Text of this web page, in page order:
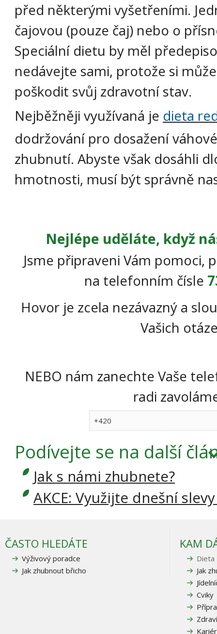
před některými vyšetřeními.
čajovou (pouze čaj) nebo o
Speciální dietu by měl
nedávejte sami, protože si
poškodit svůj zdravotní stav.
Nejběžněji využívaná je dieta
dodržování pro dosažení
zhubnutí. Abyste však dosáhli
hmotnosti, musí být správně
Nejlépe uděláte, když
Jsme připraveni Vám pomoci,
na telefonním čísle
Hovor je zcela nezávazný a
Vašich
NEBO nám zanechte Vaše
radi
Podívejte se na další
Jak s námi zhubnete?
AKCE: Využijte dnešní
ČASTO HLEDÁTE
Výživový poradce
Jak zhubnout břicho
KAM
Dieta
Jak
Cviky
Zdraví